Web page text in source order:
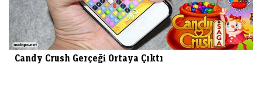
Candy Crush Gerçeği Ortaya Çıktı